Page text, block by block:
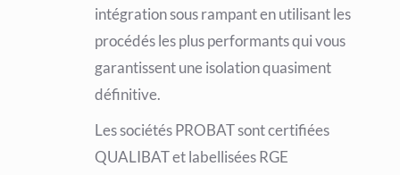
intégration sous rampant en utilisant les
procédés les plus performants qui vous
garantissent une isolation quasiment
définitive.
Les sociétés PROBAT sont certifiées
QUALIBAT et labellisées RGE